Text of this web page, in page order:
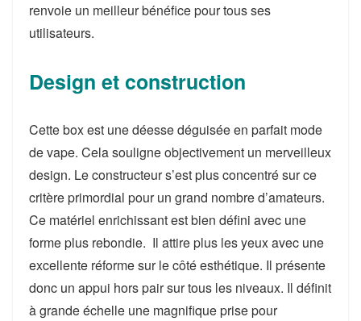
renvoie un meilleur bénéfice pour tous ses
utilisateurs.
Design et construction
Cette box est une déesse déguisée en parfait mode
de vape. Cela souligne objectivement un merveilleux
design. Le constructeur s’est plus concentré sur ce
critère primordial pour un grand nombre d’amateurs.
Ce matériel enrichissant est bien défini avec une
forme plus rebondie. Il attire plus les yeux avec une
excellente réforme sur le côté esthétique. Il présente
donc un appui hors pair sur tous les niveaux. Il définit
à grande échelle une magnifique prise pour